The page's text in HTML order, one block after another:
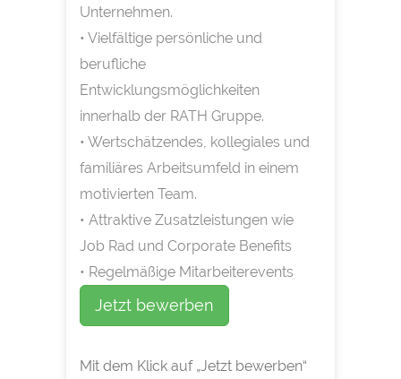
Unternehmen.
• Vielfältige persönliche und
berufliche
Entwicklungsmöglichkeiten
innerhalb der RATH Gruppe.
• Wertschätzendes, kollegiales und
familiäres Arbeitsumfeld in einem
motivierten Team.
• Attraktive Zusatzleistungen wie
Job Rad und Corporate Benefits
• Regelmäßige Mitarbeiterevents
Jetzt bewerben
Mit dem Klick auf „Jetzt bewerben“